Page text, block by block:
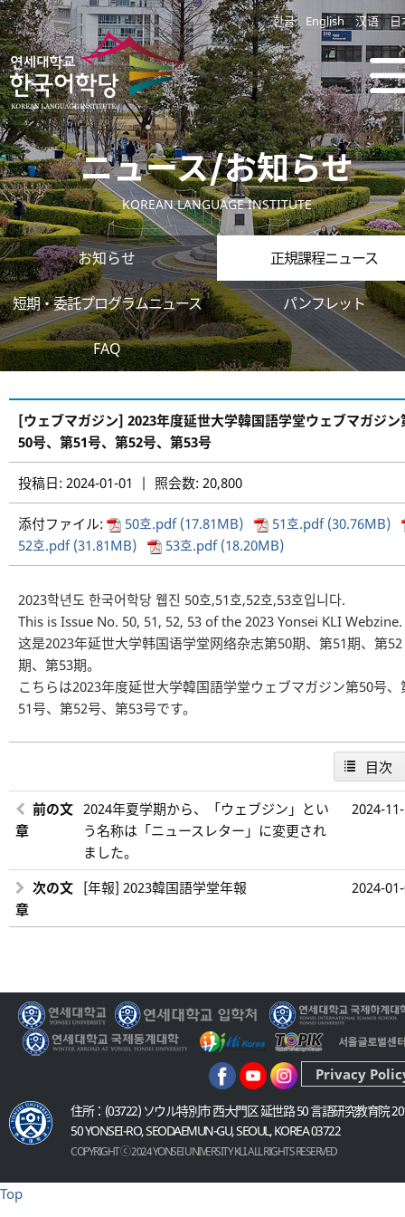
한글 English 汉语 日
ニュース/お知らせ
KOREAN LANGUAGE INSTITUTE
お知らせ 正規課程ニュース
短期・委託プログラムニュース パンフレット
FAQ
[ウェブマガジン] 2023年度延世大学韓国語学堂ウェブマガジン
50号、第51号、第52号、第53号
投稿日: 2024-01-01 | 照会数: 20,800
添付ファイル: 50호.pdf (17.81MB)
51호.pdf (30.76MB)
52호.pdf (31.81MB)
53호.pdf (18.20MB)
2023학년도 한국어학당 웹진 50호,51호,52호,53호입니다.
This is Issue No. 50, 51, 52, 53 of the 2023 Yonsei KLI Webzine.
这是2023年延世大学韩国语学堂网络杂志第50期、第51期、第52
期、第53期。
こちらは2023年度延世大学韓国語学堂ウェブマガジン第50号、
51号、第52号、第53号です。
目次
前の文
章
2024年夏学期から、「ウェブジン」とい
う名称は「ニュースレター」に変更され
ました。
2024-
次の文
章
[年報] 2023韓国語学堂年報 2024-
住所：(03722) ソウル特別市 西大門区 延世路 50 言語研究教育院
50 YONSEI-RO, SEODAEMUN-GU, SEOUL, KOREA 03722
COPYRIGHT ⓒ 2024 YONSEI UNIVERSITY KLI. ALL RIGHTS RESERVED
Privacy
Top